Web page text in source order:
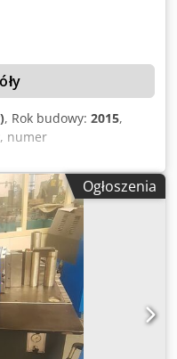
, Rok budowy: 2015,
, numer
nacisku:42 t, masa
Siła gięcia: 42 t Maks.
1.250 mm Szerokość
mm Szerokość
Esa SZCZEGÓŁY
i waga Wymiary (dł.
mm Waga
2 szt.
CE
Ogłoszenia